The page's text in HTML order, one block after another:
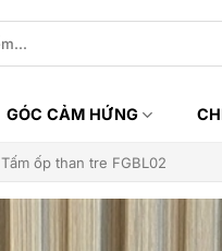
GÓC CẢM HỨNG
Tấm ốp than tre FGBL02